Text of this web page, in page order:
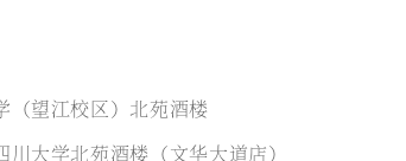
（望江校区）北苑酒楼
川大学北苑酒楼（文华大道店）